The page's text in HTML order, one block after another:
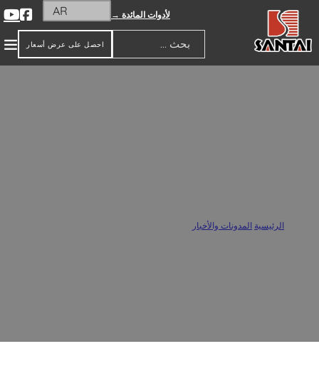
لأدوات المائدة →
بحث
احصل على عرض أسعار
الرئيسية المدونات والأخبار